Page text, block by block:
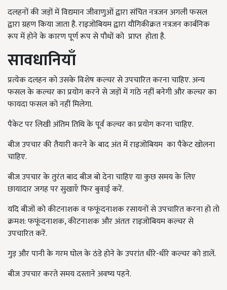
दलहनों की जड़ों में विद्यमान जीवाणुओं द्वारा संचित नत्रजन अगली फसल
द्वारा ग्रहण किया जाता है. राइजोबियम द्वारा यौगिकीक्रत नत्रजन कार्बनिक
रूप में होने के कारण पूर्ण रूप से पौधों को प्राप्त होता है.
सावधानियाँ
प्रत्येक दलहन को उसके विशेष कल्चर से उपचारित करना चाहिए. अन्य
फसल के कल्चर का प्रयोग करने से जड़ों में गांठे नहीं बनेगी और कल्चर का
फायदा फसल को नहीं मिलेगा.
पैकेट पर लिखी अंतिम तिथि के पूर्व कल्चर का प्रयोग करना चाहिए.
बीज उपचार की तैयारी करने के बाद अंत में राइजोबियम का पैकेट खोलना
चाहिए.
बीज उपचार के तुरंत बाद बीज बो देना चाहिए या कुछ समय के लिए
छायादार जगह पर सुखाएँ फिर बुवाई करें.
यदि बीजों को कीटनाशक व फफूंदनाशक रसायनों से उपचारित करना हो तो
क्रमश:फफूंदनाशक, कीटनाशक और अंततः राइजोबियम कल्चर से
उपचारित करें.
गुड़ और पानी के गरम घोल के ठंडे होने के उपरांत धीरे-धीरे कल्चर को डालें.
बीज उपचार करते समय दस्ताने अवष्य पहने.